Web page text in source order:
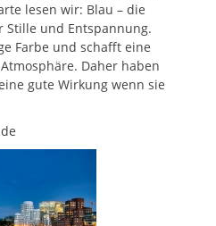
lesen wir: Blau – die
Stille und Entspannung.
Farbe und schafft eine
Daher haben
gute Wirkung wenn sie